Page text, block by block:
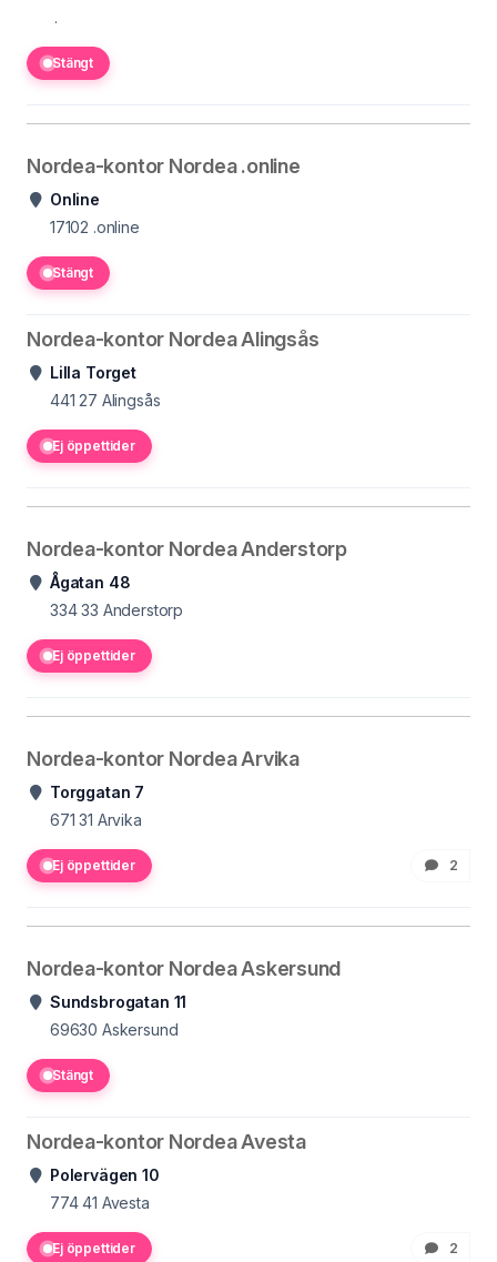
.
Stängt
Nordea-kontor Nordea .online
Online
17102 .online
Stängt
Nordea-kontor Nordea Alingsås
Lilla Torget
441 27 Alingsås
Ej öppettider
Nordea-kontor Nordea Anderstorp
Ågatan 48
334 33 Anderstorp
Ej öppettider
Nordea-kontor Nordea Arvika
Torggatan 7
671 31 Arvika
Ej öppettider 2
Nordea-kontor Nordea Askersund
Sundsbrogatan 11
69630 Askersund
Stängt
Nordea-kontor Nordea Avesta
Polervägen 10
774 41 Avesta
Ej öppettider 2